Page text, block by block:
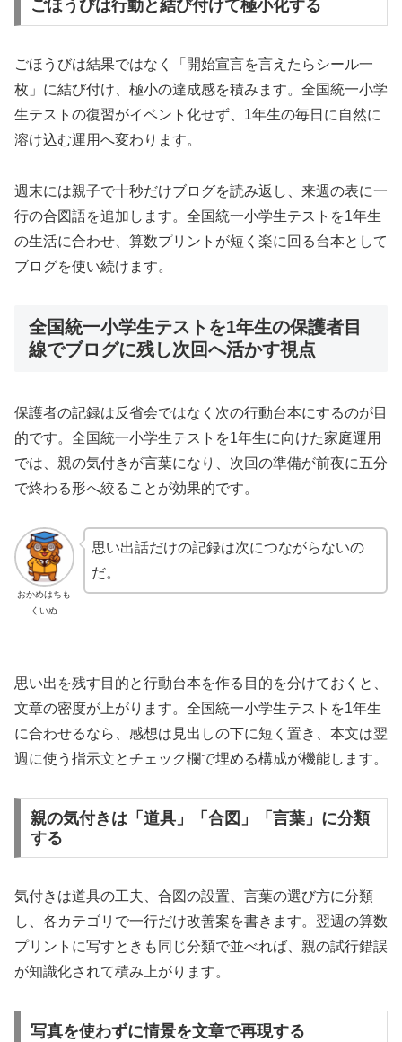
ごほうびは行動と結び付けて極小化する
ごほうびは結果ではなく「開始宣言を言えたらシール一
枚」に結び付け、極小の達成感を積みます。全国統一小学
生テストの復習がイベント化せず、1年生の毎日に自然に
溶け込む運用へ変わります。
週末には親子で十秒だけブログを読み返し、来週の表に一
行の合図語を追加します。全国統一小学生テストを1年生
の生活に合わせ、算数プリントが短く楽に回る台本として
ブログを使い続けます。
全国統一小学生テストを1年生の保護者目
線でブログに残し次回へ活かす視点
保護者の記録は反省会ではなく次の行動台本にするのが目
的です。全国統一小学生テストを1年生に向けた家庭運用
では、親の気付きが言葉になり、次回の準備が前夜に五分
で終わる形へ絞ることが効果的です。
おかめはちも
くいぬ
思い出話だけの記録は次につながらないの
だ。
思い出を残す目的と行動台本を作る目的を分けておくと、
文章の密度が上がります。全国統一小学生テストを1年生
に合わせるなら、感想は見出しの下に短く置き、本文は翌
週に使う指示文とチェック欄で埋める構成が機能します。
親の気付きは「道具」「合図」「言葉」に分類
する
気付きは道具の工夫、合図の設置、言葉の選び方に分類
し、各カテゴリで一行だけ改善案を書きます。翌週の算数
プリントに写すときも同じ分類で並べれば、親の試行錯誤
が知識化されて積み上がります。
写真を使わずに情景を文章で再現する